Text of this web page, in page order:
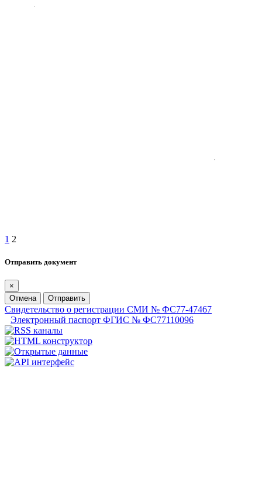
1 2
Отправить документ
×
Отмена
Отправить
Свидетельство о регистрации СМИ № ФС77-47467
Электронный паспорт ФГИС № ФС77110096